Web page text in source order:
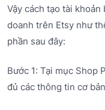
Vậy cách tạo tài
doanh trên Etsy như
phần sau đây:
Bước 1: Tại mục Shop
đủ các thông tin cơ